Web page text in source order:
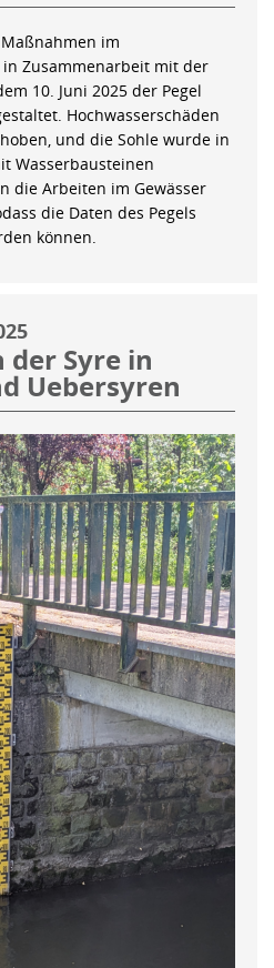
im
Zusammenarbeit mit der
10. Juni 2025 der Pegel
Hochwasserschäden
und die Sohle wurde in
Wasserbausteinen
die Arbeiten im Gewässer
die Daten des Pegels
können.
der Syre in
Uebersyren